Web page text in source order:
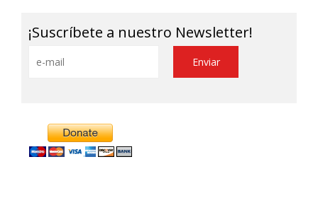
¡Suscríbete a nuestro Newsletter!